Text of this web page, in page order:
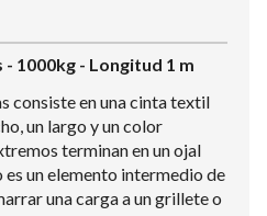
- 1000kg - Longitud 1 m
consiste en una cinta textil
un largo y un color
terminan en un ojal
un elemento intermedio de
una carga a un grillete o